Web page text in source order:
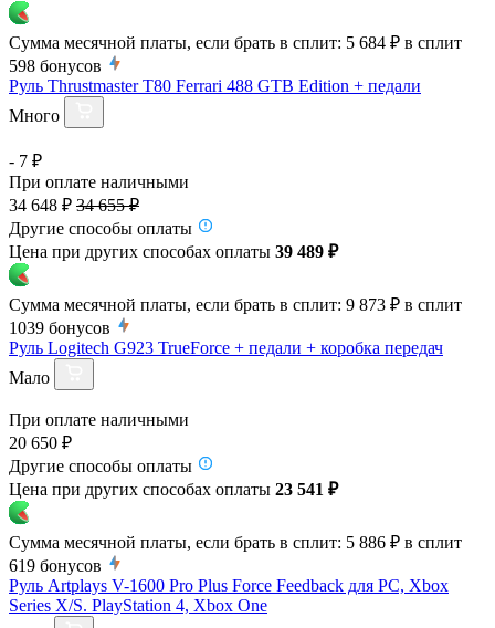
Сумма месячной платы, если брать в сплит: 5 684 ₽ в сплит
598 бонусов
Руль Thrustmaster T80 Ferrari 488 GTB Edition + педали
Много
- 7 ₽
При оплате наличными
34 648 ₽ 34 655 ₽
Другие способы оплаты
Цена при других способах оплаты 39 489 ₽
Сумма месячной платы, если брать в сплит: 9 873 ₽ в сплит
1039 бонусов
Руль Logitech G923 TrueForce + педали + коробка передач
Мало
При оплате наличными
20 650 ₽
Другие способы оплаты
Цена при других способах оплаты 23 541 ₽
Сумма месячной платы, если брать в сплит: 5 886 ₽ в сплит
619 бонусов
Руль Artplays V-1600 Pro Plus Force Feedback для PC, Xbox
Series X/S. PlayStation 4, Xbox One